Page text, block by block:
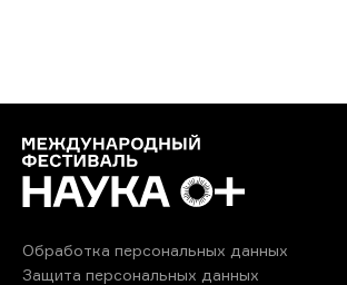
Обработка персональных данных
Защита персональных данных